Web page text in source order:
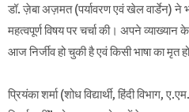
डॉ. ज़ेबा अज़मत (पर्यावरण एवं खेल वार्डेन) ने
महत्वपूर्ण विषय पर चर्चा की। अपने व्याख्यान
आज निर्जीव हो चुकी है एवं किसी भाषा का
प्रियंका शर्मा (शोध विद्यार्थी, हिंदी विभाग,